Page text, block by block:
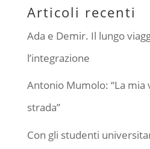
Articoli recenti
Ada e Demir. Il lungo
l’integrazione
Antonio Mumolo: “La mia
strada”
Con gli studenti